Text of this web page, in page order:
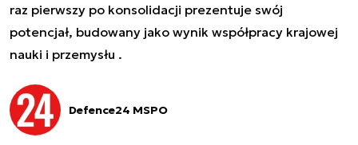
raz pierwszy po konsolidacji prezentuje swój
potencjał, budowany jako wynik współpracy krajowej
nauki i przemysłu .
Defence24 MSPO